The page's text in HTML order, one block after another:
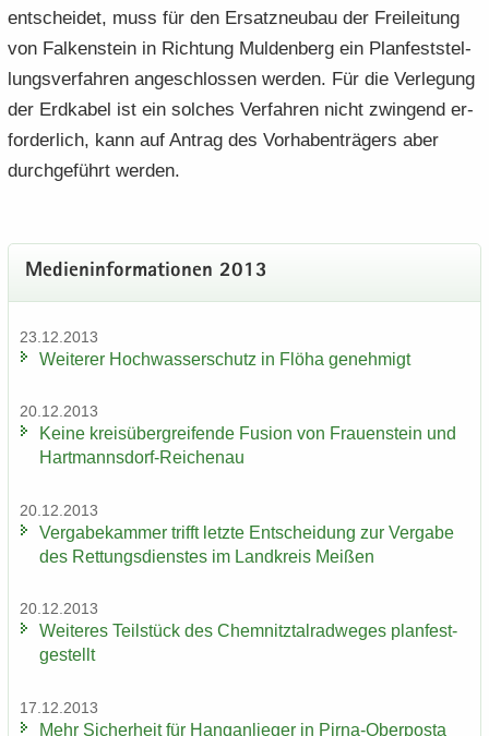
ent­schei­det, muss für den Er­satzneubau der Frei­lei­tung
von Fal­ken­stein in Rich­tung Mul­den­berg ein Planfeststel­
lungsverfahren an­ge­schlos­sen wer­den. Für die Ver­le­gung
der Erd­ka­bel ist ein sol­ches Ver­fah­ren nicht zwin­gend er­
for­der­lich, kann auf An­trag des Vor­ha­ben­trä­gers aber
durch­ge­führt wer­den.
Me­di­en­in­for­ma­tio­nen 2013
23.12.2013
Wei­te­rer Hoch­was­ser­schutz in Flöha ge­neh­migt
20.12.2013
Keine kreis­über­grei­fen­de Fu­si­on von Frau­en­stein und
Hartmannsdorf-​Reichenau
20.12.2013
Ver­ga­be­kam­mer trifft letz­te Ent­schei­dung zur Ver­ga­be
des Ret­tungs­diens­tes im Land­kreis Mei­ßen
20.12.2013
Wei­te­res Teil­stück des Chem­nitz­tal­rad­we­ges plan­fest­
ge­stellt
17.12.2013
Mehr Si­cher­heit für Hang­an­lie­ger in Pirna-​Oberposta